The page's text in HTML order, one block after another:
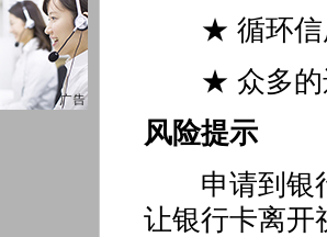
★ 循环信
★ 众多的
风险提示
申请到银行
让银行卡离开